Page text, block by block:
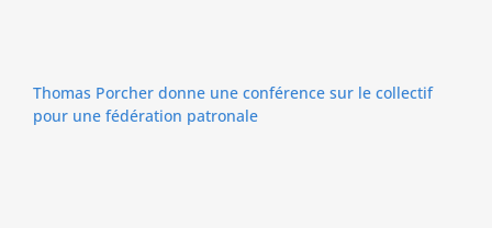
Thomas Porcher donne une conférence sur le collectif
pour une fédération patronale